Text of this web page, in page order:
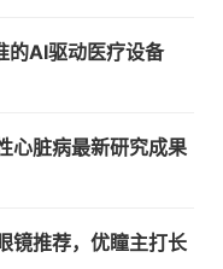
AI驱动医疗设备
心脏病最新研究成果
镜推荐，优瞳主打长